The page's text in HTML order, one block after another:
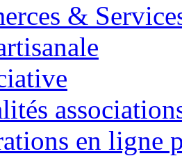
&
en ligne